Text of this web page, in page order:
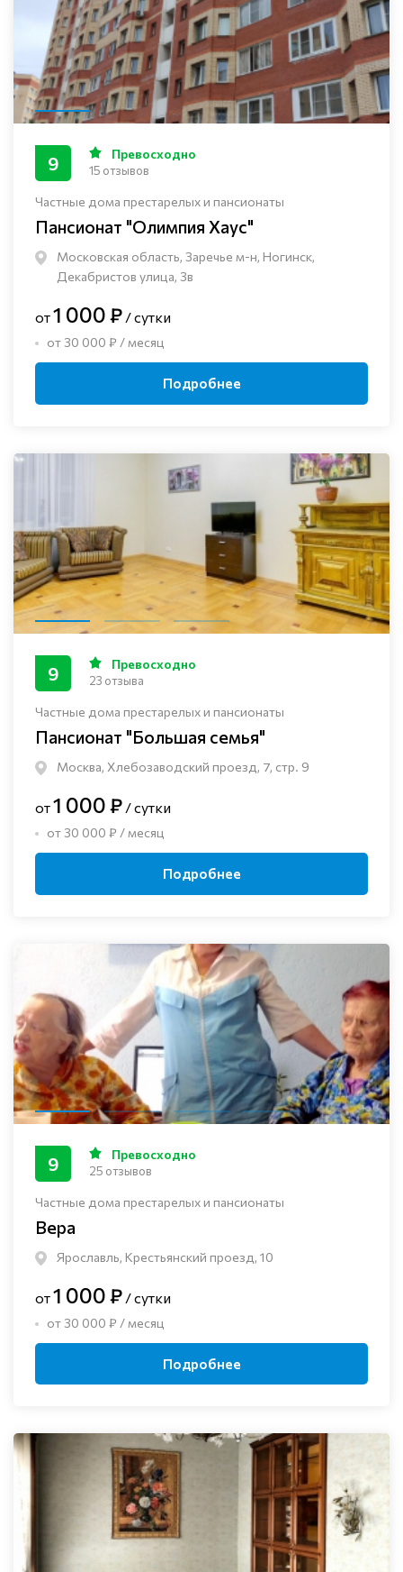
Частные дома престарелых и пансионаты
Пансионат "Олимпия Хаус"
Московская область, Заречье м-н, Ногинск, ​
Декабристов улица, 3в
9 Превосходно
15 отзывов
от1 000 ₽ / сутки
от 30 000 ₽ / месяц
Подробнее
Частные дома престарелых и пансионаты
Пансионат "Большая семья"
Москва, Хлебозаводский проезд, 7, стр. 9
9 Превосходно
23 отзыва
от1 000 ₽ / сутки
от 30 000 ₽ / месяц
Подробнее
Частные дома престарелых и пансионаты
Вера
Ярославль, Крестьянский проезд, 10
9 Превосходно
25 отзывов
от1 000 ₽ / сутки
от 30 000 ₽ / месяц
Подробнее